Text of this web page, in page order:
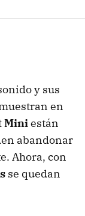
y sus
en
Miniestán
abandonar
Ahora, con
se quedan